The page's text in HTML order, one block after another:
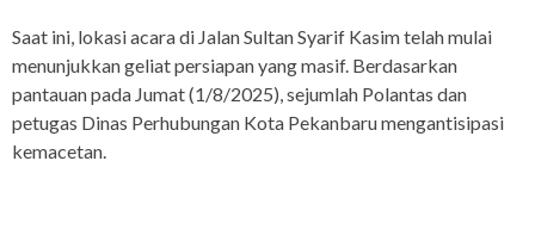
Saat ini, lokasi acara di Jalan Sultan Syarif Kasim telah mulai
menunjukkan geliat persiapan yang masif. Berdasarkan
pantauan pada Jumat (1/8/2025), sejumlah Polantas dan
petugas Dinas Perhubungan Kota Pekanbaru mengantisipasi
kemacetan.